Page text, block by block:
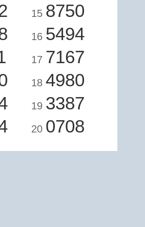
15 8750
16 5494
17 7167
18 4980
19 3387
20 0708